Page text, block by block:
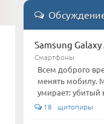
Samsung Galaxy
Смартфоны
Всем доброго
менять мобилу.
умирает: убитый
18 щитопиры